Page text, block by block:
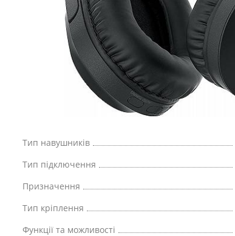
Тип навушників
Тип підключення
Призначення
Тип кріплення
Функції та можливості